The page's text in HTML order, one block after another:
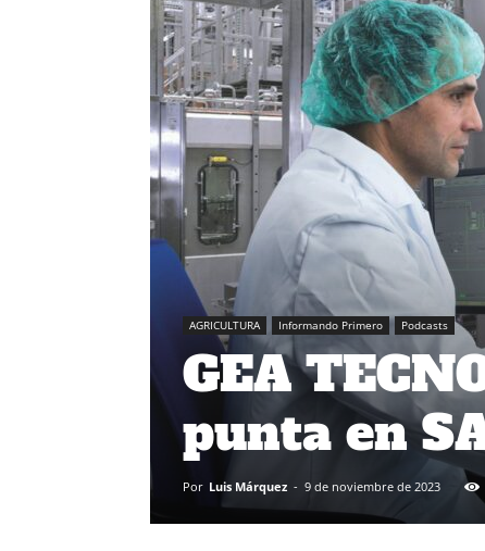
AGRICULTURA Informando Primero Podcasts
GEA
punta en
Por Luis Márquez - 9 de noviembre de 2023